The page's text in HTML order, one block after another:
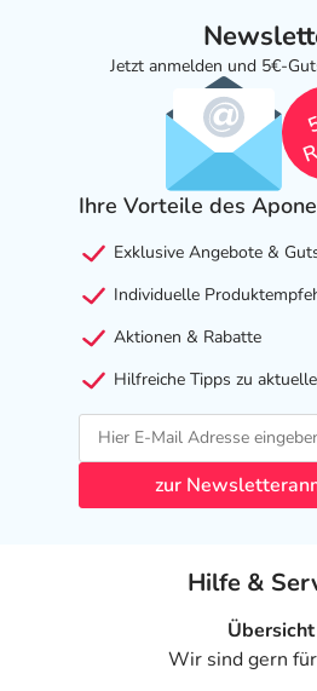
Jetzt anmelden und 5€-
Ihre Vorteile des
Exklusive Angebote &
Individuelle
Aktionen & Rabatte
Hilfreiche Tipps zu
zur
Hilfe &
Übersicht
Wir sind gern